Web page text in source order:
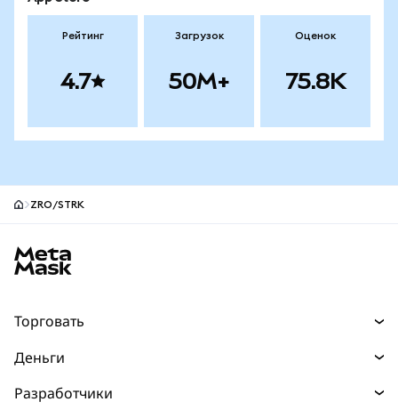
Рейтинг
4.7
Загрузок
50M+
Оценок
75.8K
ZRO/STRK
Торговать
Прогнозы
Деньги
Разработчики